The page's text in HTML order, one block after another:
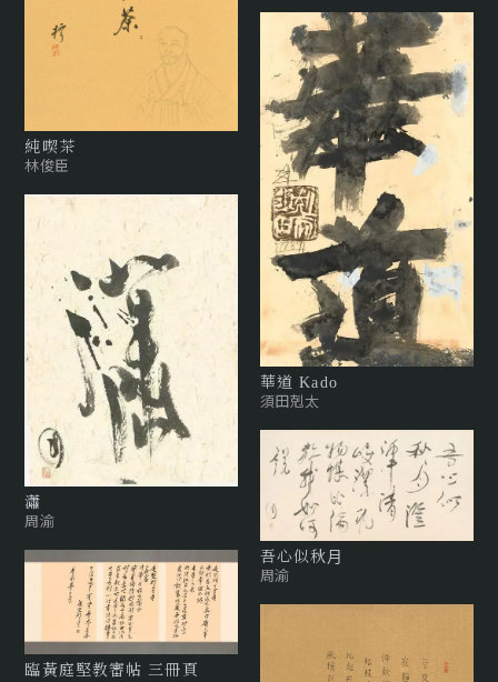
純喫茶
林俊臣
瀟
周渝
臨黃庭堅教審帖 三冊頁
華道 Kado
須田剋太
吾⼼似秋⽉
周渝